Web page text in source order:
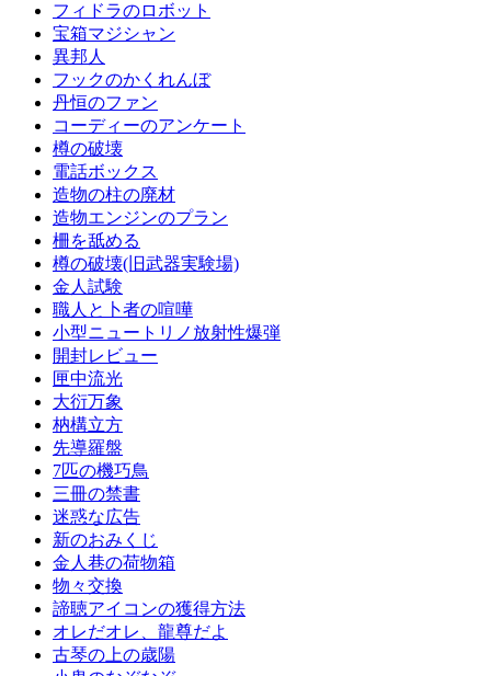
フィドラのロボット
宝箱マジシャン
異邦人
フックのかくれんぼ
丹恒のファン
コーディーのアンケート
樽の破壊
電話ボックス
造物の柱の廃材
造物エンジンのプラン
柵を舐める
樽の破壊(旧武器実験場)
金人試験
職人と卜者の喧嘩
小型ニュートリノ放射性爆弾
開封レビュー
匣中流光
大衍万象
枘構立方
先導羅盤
7匹の機巧鳥
三冊の禁書
迷惑な広告
新のおみくじ
金人巷の荷物箱
物々交換
諦聴アイコンの獲得方法
オレだオレ、龍尊だよ
古琴の上の歳陽